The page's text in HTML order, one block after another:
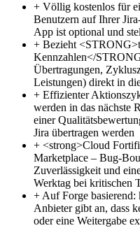
+ Völlig kostenlos für
Benutzern auf Ihrer
App ist optional und
+ Bezieht
Kennzahlen</
Übertragungen,
Leistungen) direkt in
+ Effizienter
werden in das nächste
einer
Jira übertragen werden
+ <strong>Cloud
Marketplace – Bug-
Zuverlässigkeit und
Werktag bei kritischen
+ Auf Forge basierend:
Anbieter gibt an, dass
oder eine Weitergabe